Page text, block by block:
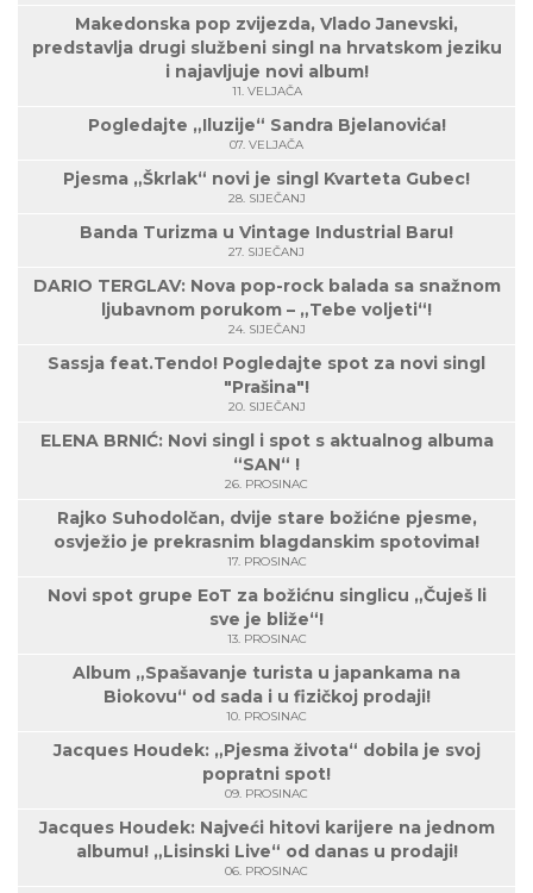
Makedonska pop zvijezda, Vlado Janevski,
predstavlja drugi službeni singl na hrvatskom jeziku
i najavljuje novi album!
11. VELJAČA
Pogledajte „Iluzije“ Sandra Bjelanovića!
07. VELJAČA
Pjesma „Škrlak“ novi je singl Kvarteta Gubec!
28. SIJEČANJ
Banda Turizma u Vintage Industrial Baru!
27. SIJEČANJ
DARIO TERGLAV: Nova pop-rock balada sa snažnom
ljubavnom porukom – „Tebe voljeti“!
24. SIJEČANJ
Sassja feat.Tendo! Pogledajte spot za novi singl
"Prašina"!
20. SIJEČANJ
ELENA BRNIĆ: Novi singl i spot s aktualnog albuma
“SAN“ !
26. PROSINAC
Rajko Suhodolčan, dvije stare božićne pjesme,
osvježio je prekrasnim blagdanskim spotovima!
17. PROSINAC
Novi spot grupe EoT za božićnu singlicu „Čuješ li
sve je bliže“!
13. PROSINAC
Album „Spašavanje turista u japankama na
Biokovu“ od sada i u fizičkoj prodaji!
10. PROSINAC
Jacques Houdek: „Pjesma života“ dobila je svoj
popratni spot!
09. PROSINAC
Jacques Houdek: Najveći hitovi karijere na jednom
albumu! „Lisinski Live“ od danas u prodaji!
06. PROSINAC